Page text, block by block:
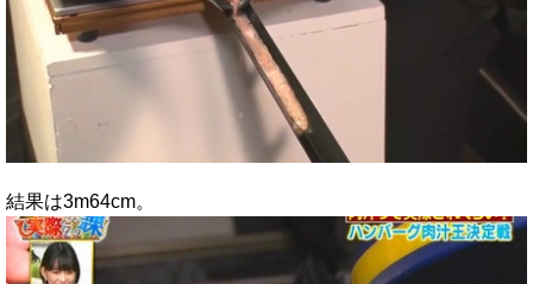
結果は3m64cm。